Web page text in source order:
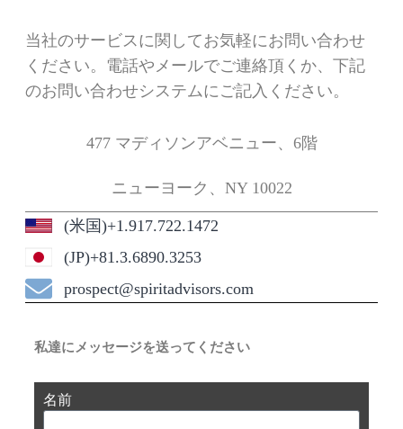
当社のサービスに関してお気軽にお問い合わせ
ください。電話やメールでご連絡頂くか、下記
のお問い合わせシステムにご記入ください。
477 マディソンアベニュー、6階
ニューヨーク、NY 10022
(米国)+1.917.722.1472
(JP)+81.3.6890.3253
prospect@spiritadvisors.com
私達にメッセージを送ってください
名前